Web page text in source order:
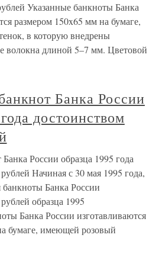
Указанные банкноты Банка
размером 150x65 мм на бумаге,
в которую внедрены
волокна длиной 5–7 мм. Цветовой
Банка России
достоинством
России образца 1995 года
Начиная с 30 мая 1995 года,
Банка России
образца 1995
Банка России изготавливаются
бумаге, имеющей розовый